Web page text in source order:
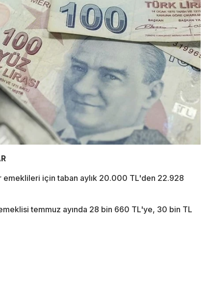
emeklileri için taban aylık 20.000 TL'den 22.928
temmuz ayında 28 bin 660 TL'ye, 30 bin TL